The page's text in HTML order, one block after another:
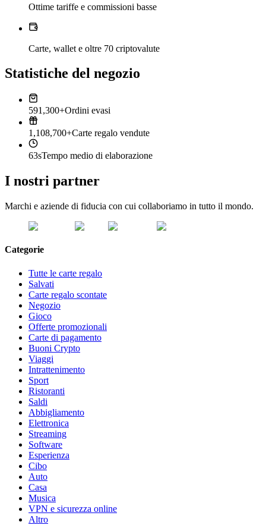
Ottime tariffe e commissioni basse
Carte, wallet e oltre 70 criptovalute
Statistiche del negozio
591,300+Ordini evasi
1,108,700+Carte regalo vendute
63sTempo medio di elaborazione
I nostri partner
Marchi e aziende di fiducia con cui collaboriamo in tutto il mondo.
Categorie
Tutte le carte regalo
Salvati
Carte regalo scontate
Negozio
Gioco
Offerte promozionali
Carte di pagamento
Buoni Crypto
Viaggi
Intrattenimento
Sport
Ristoranti
Saldi
Abbigliamento
Elettronica
Streaming
Software
Esperienza
Cibo
Auto
Casa
Musica
VPN e sicurezza online
Altro